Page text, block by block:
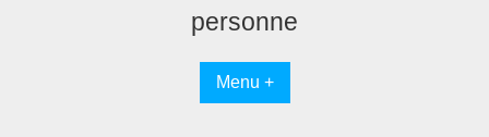
personne
Menu +